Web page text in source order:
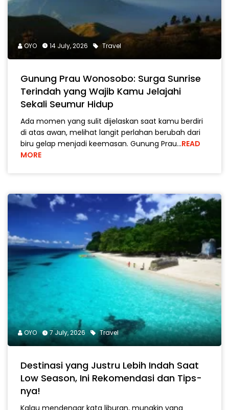
OYO 14 July, 2026 Travel
Gunung Prau Wonosobo: Surga Sunrise
Terindah yang Wajib Kamu Jelajahi
Sekali Seumur Hidup
Ada momen yang sulit dijelaskan saat kamu berdiri
di atas awan, melihat langit perlahan berubah dari
biru gelap menjadi keemasan. Gunung Prau…READ
MORE
OYO 7 July, 2026 Travel
Destinasi yang Justru Lebih Indah Saat
Low Season, Ini Rekomendasi dan Tips-
nya!